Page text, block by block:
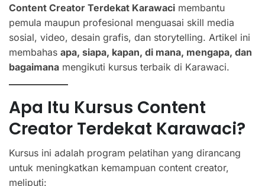
Content Creator Terdekat Karawaci membantu
pemula maupun profesional menguasai skill media
sosial, video, desain grafis, dan storytelling. Artikel ini
membahas apa, siapa, kapan, di mana, mengapa, dan
bagaimana mengikuti kursus terbaik di Karawaci.
Apa Itu Kursus Content
Creator Terdekat Karawaci?
Kursus ini adalah program pelatihan yang dirancang
untuk meningkatkan kemampuan content creator,
meliputi: